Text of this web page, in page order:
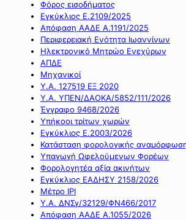
Φόρος εισοδήματος
Εγκύκλιος Ε.2109/2025
Απόφαση ΑΑΔΕ Α.1191/2025
Περιφερειακή Ενότητα Ιωαννίνων
Ηλεκτρονικό Μητρώο Ενεχύρων
ΑΠΔΕ
Μηχανικοί
Υ.Α. 127519 ΕΞ 2020
Υ.Α. ΥΠΕΝ/ΔΑΟΚΑ/5852/111/2026
Έγγραφο 9468/2026
Υπήκοοι τρίτων χωρών
Εγκύκλιος Ε.2003/2026
Κατάσταση φορολογικής
Υπαγωγή Ωφελούμενων Φορέων
Φορολογητέα αξία ακινήτων
Εγκύκλιος ΕΑΔΗΣΥ 2158/2026
Μέτρο IPI
Υ.Α. ΔΝΣγ/32129/ΦΝ466/2017
Απόφαση ΑΑΔΕ Α.1055/2026